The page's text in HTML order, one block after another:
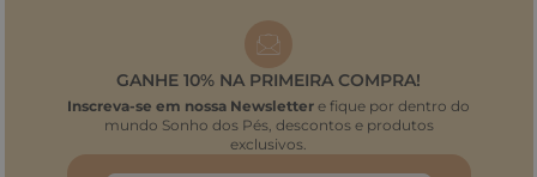
GANHE 10% NA PRIMEIRA COMPRA!
Inscreva-se em nossa Newsletter e fique por dentro do
mundo Sonho dos Pés, descontos e produtos
exclusivos.